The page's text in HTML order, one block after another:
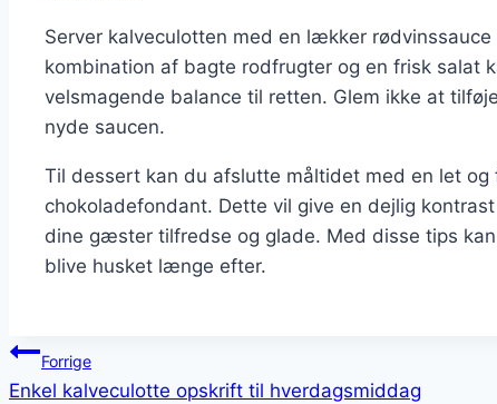
Server kalveculotten med en lækker
kombination af bagte rodfrugter og en frisk salat
velsmagende balance til retten. Glem ikke at
nyde saucen.
Til dessert kan du afslutte måltidet med en let
chokoladefondant. Dette vil give en dejlig
dine gæster tilfredse og glade. Med disse tips
blive husket længe efter.
Indlægsnavigation
Forrige
Enkel kalveculotte opskrift til hverdagsmiddag